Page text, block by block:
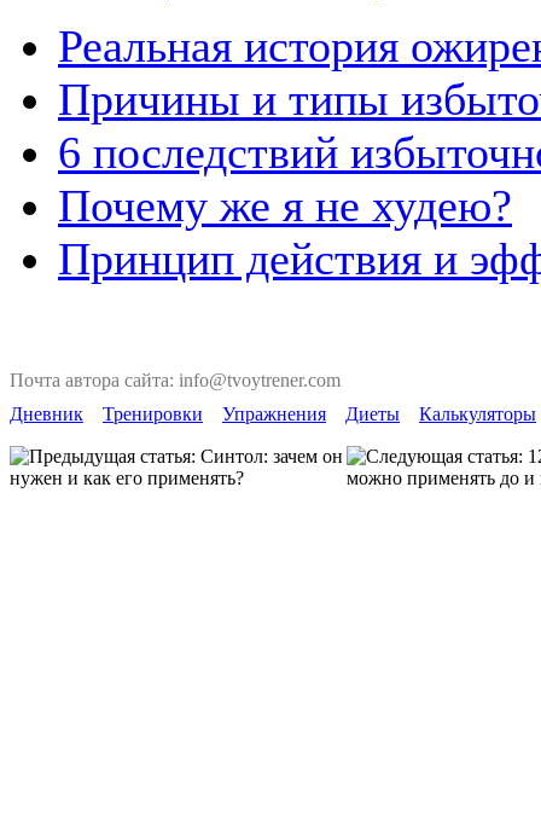
Реальная история
Причины и типы
6 последствий
Почему же я не худею?
Принцип действия и
Почта автора сайта: info@tvoytrener.com
Дневник
Тренировки Упражнения Диеты Калькуляторы